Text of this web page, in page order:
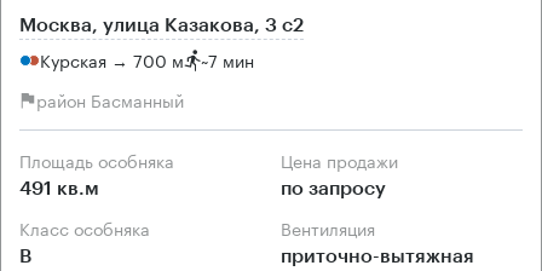
Москва, улица Казакова, 3 с2
Курская → 700 м ~7 мин
район Басманный
Площадь особняка
491 кв.м
Цена продажи
по запросу
Класс особняка
B
Вентиляция
приточно-вытяжная